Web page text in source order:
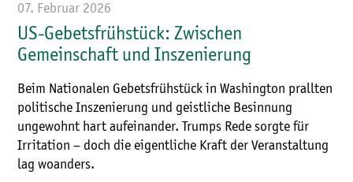
07. Februar 2026
US-Gebetsfrühstück: Zwischen
Gemeinschaft und Inszenierung
Beim Nationalen Gebetsfrühstück in Washington prallten
politische Inszenierung und geistliche Besinnung
ungewohnt hart aufeinander. Trumps Rede sorgte für
Irritation – doch die eigentliche Kraft der Veranstaltung
lag woanders.